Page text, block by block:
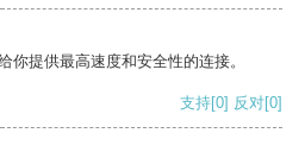
你提供最高速度和安全性的连接。
支持[0] 反对[0]